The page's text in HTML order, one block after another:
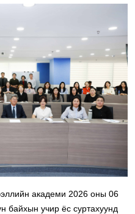
академи 2026 оны 06
байхын учир ёс суртахуунд